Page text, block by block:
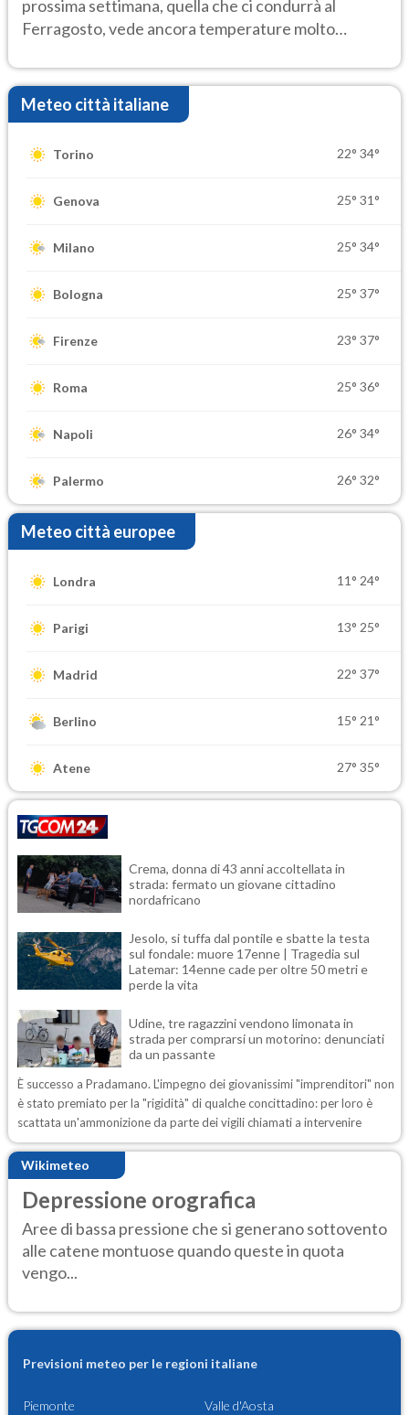
prossima settimana, quella che ci condurrà al
Ferragosto, vede ancora temperature molto
Meteo città italiane
Torino 22° 34°
Genova 25° 31°
Milano 25° 34°
Bologna 25° 37°
Firenze 23° 37°
Roma 25° 36°
Napoli 26° 34°
Palermo 26° 32°
Meteo città europee
Londra 11° 24°
Parigi 13° 25°
Madrid 22° 37°
Berlino 15° 21°
Atene 27° 35°
Crema, donna di 43 anni accoltellata in
strada: fermato un giovane cittadino
nordafricano
Jesolo, si tuffa dal pontile e sbatte la testa
sul fondale: muore 17enne | Tragedia sul
Latemar: 14enne cade per oltre 50 metri e
perde la vita
Udine, tre ragazzini vendono limonata in
strada per comprarsi un motorino: denunciati
da un passante
È successo a Pradamano. L'impegno dei giovanissimi "imprenditori" non
è stato premiato per la "rigidità" di qualche concittadino: per loro è
scattata un'ammonizione da parte dei vigili chiamati a intervenire
Wikimeteo
Depressione orografica
Aree di bassa pressione che si generano sottovento
alle catene montuose quando queste in quota
vengo...
Previsioni meteo per le regioni italiane
Piemonte Valle d'Aosta